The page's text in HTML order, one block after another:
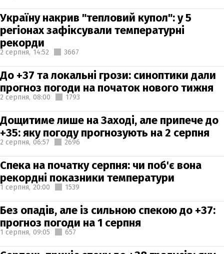
Україну накрив "тепловий купол": у 5
регіонах зафіксували температурні
рекорди
2 серпня, 14:52 3667
До +37 та локальні грози: синоптики дали
прогноз погоди на початок нового тижня
2 серпня, 08:00 1793
Дощитиме лише на Заході, але припече до
+35: яку погоду прогнозують на 2 серпня
2 серпня, 06:57 2696
Спека на початку серпня: чи поб'є вона
рекордні показники температури
1 серпня, 20:00 1539
Без опадів, але із сильною спекою до +37:
прогноз погоди на 1 серпня
1 серпня, 09:05 657